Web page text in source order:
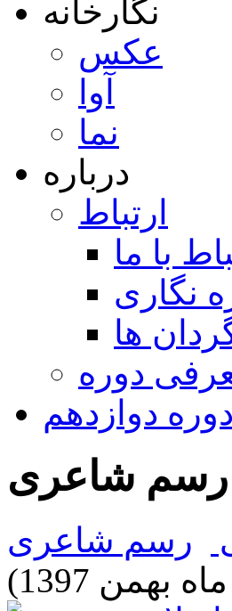
نگارخانه
عکس
آوا
نما
درباره
ارتباط
با ما
نگاری
ها
دوره
دوازدهم
رسم شاعری
رسم شاعری